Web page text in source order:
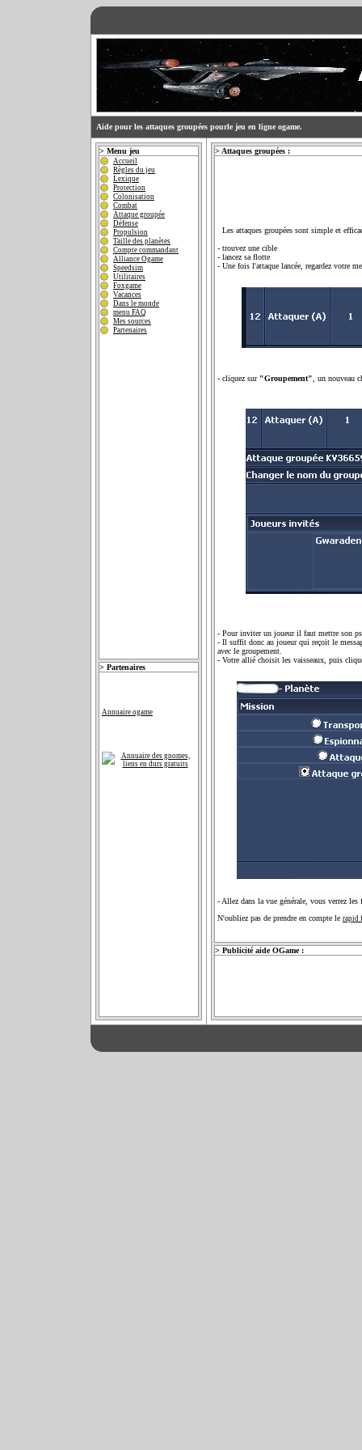
Aide pour les attaques groupées pourle jeu en ligne ogame.
> Menu jeu
Accueil
Règles du jeu
Lexique
Protection
Colonisation
Combat
Attaque groupée
Défense
Propulsion
Taille des planètes
Compte commandant
Alliance Ogame
Speedsim
Utilitaires
Foxgame
Vacances
Dans le monde
menu FAQ
Mes sources
Partenaires
> Partenaires
Annuaire ogame
> Attaques groupées :
Les attaques groupées sont simple et
- trouvez une cible
- lancez sa flotte
- Une fois l'attaque lancée, regardez votre
- cliquez sur "Groupement" , un nouveau
- Pour inviter un joueur il faut mettre son
- Il suffit donc au joueur qui reçoit le
avec le groupement.
- Votre allié choisit les vaisseaux, puis
- Allez dans la vue générale, vous verrez
N'oubliez pas de prendre en compte le rapid
> Publicité aide OGame :